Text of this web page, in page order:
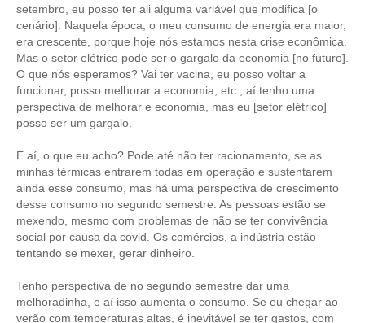
setembro, eu posso ter ali alguma variável que modifica [o
cenário]. Naquela época, o meu consumo de energia era maior,
era crescente, porque hoje nós estamos nesta crise econômica.
Mas o setor elétrico pode ser o gargalo da economia [no futuro].
O que nós esperamos? Vai ter vacina, eu posso voltar a
funcionar, posso melhorar a economia, etc., aí tenho uma
perspectiva de melhorar e economia, mas eu [setor elétrico]
posso ser um gargalo.
E aí, o que eu acho? Pode até não ter racionamento, se as
minhas térmicas entrarem todas em operação e sustentarem
ainda esse consumo, mas há uma perspectiva de crescimento
desse consumo no segundo semestre. As pessoas estão se
mexendo, mesmo com problemas de não se ter convivência
social por causa da covid. Os comércios, a indústria estão
tentando se mexer, gerar dinheiro.
Tenho perspectiva de no segundo semestre dar uma
melhoradinha, e aí isso aumenta o consumo. Se eu chegar ao
verão com temperaturas altas, é inevitável se ter gastos, com